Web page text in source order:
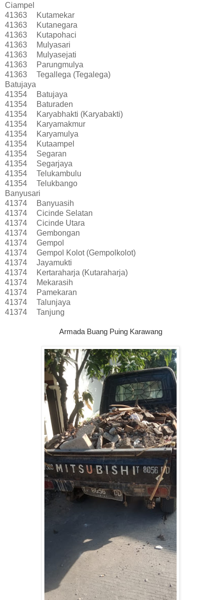
Ciampel
41363
Kutamekar
41363
Kutanegara
41363
Kutapohaci
41363
Mulyasari
41363
Mulyasejati
41363
Parungmulya
41363
Tegallega (Tegalega)
Batujaya
41354
Batujaya
41354
Baturaden
41354
Karyabhakti (Karyabakti)
41354
Karyamakmur
41354
Karyamulya
41354
Kutaampel
41354
Segaran
41354
Segarjaya
41354
Telukambulu
41354
Telukbango
Banyusari
41374
Banyuasih
41374
Cicinde Selatan
41374
Cicinde Utara
41374
Gembongan
41374
Gempol
41374
Gempol Kolot (Gempolkolot)
41374
Jayamukti
41374
Kertaraharja (Kutaraharja)
41374
Mekarasih
41374
Pamekaran
41374
Talunjaya
41374
Tanjung
Armada Buang Puing Karawang